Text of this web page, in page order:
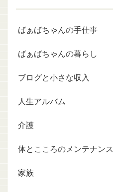
ばぁばちゃんの手仕事
ばぁばちゃんの暮らし
ブログと小さな収入
人生アルバム
介護
体とこころのメンテナンス
家族